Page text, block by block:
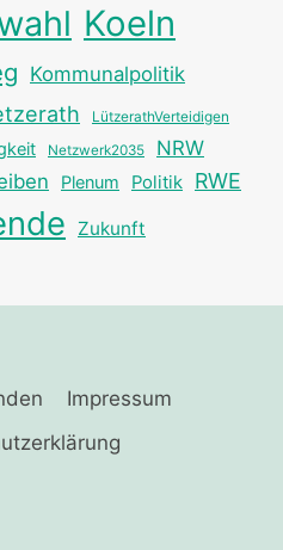
Koeln
Kommunalpolitik
LützerathVerteidigen
Netzwerk2035 NRW
Plenum Politik RWE
Zukunft
Impressum